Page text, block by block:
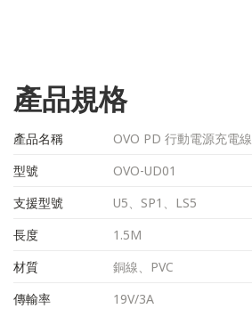
產品規格
產品名稱
OVO PD 行動電源充電線
型號
OVO-UD01
支援型號
U5、SP1、LS5
長度
1.5M
材質
銅線、PVC
傳輸率
19V/3A